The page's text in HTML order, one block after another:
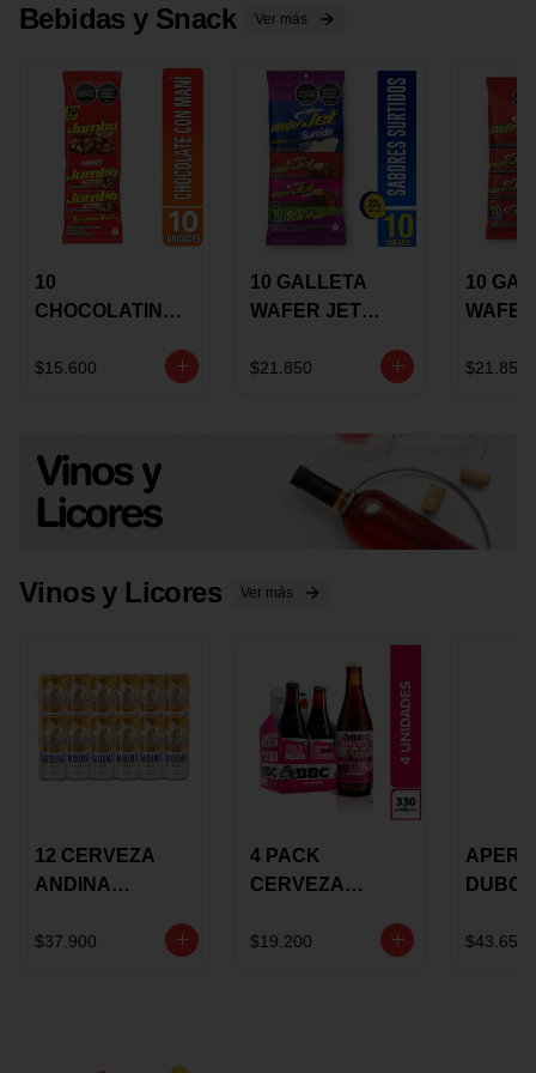
Bebidas y Snack Ver más
10
CHOCOLATINA
17 GRS
$15.600
10 GALLETA
WAFER JET
GRS
$21.850
10
GRS
$21.850
Vinos y Licores Ver más
12 CERVEZA
ANDINA
LATON
$37.900
4 PACK
CERVEZA
ROSE BBC
$19.200
VINO
$43.650